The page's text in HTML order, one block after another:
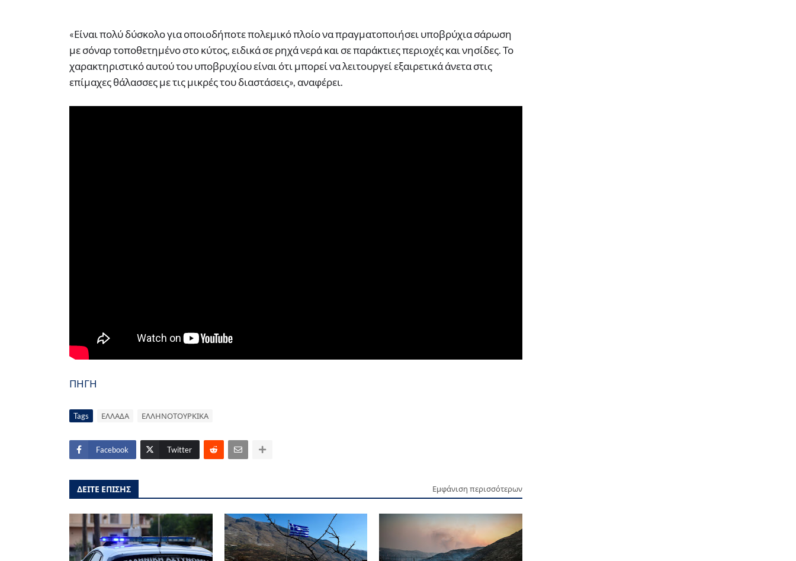
«Είναι πολύ δύσκολο για οποιοδήποτε πολεμικό πλοίο να πραγματοποιήσει υποβρύχια σάρωση
με σόναρ τοποθετημένο στο κύτος, ειδικά σε ρηχά νερά και σε παράκτιες περιοχές και νησίδες. Το
χαρακτηριστικό αυτού του υποβρυχίου είναι ότι μπορεί να λειτουργεί εξαιρετικά άνετα στις
επίμαχες θάλασσες με τις μικρές του διαστάσεις», αναφέρει.
ΠΗΓΗ
Tags ΕΛΛΑΔΑ ΕΛΛΗΝΟΤΟΥΡΚΙΚΑ
Facebook Twitter
ΔΕΙΤΕ ΕΠΙΣΗΣ Εμφάνιση περισσότερων